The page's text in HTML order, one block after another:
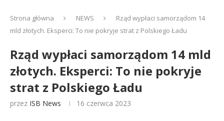
Strona główna NEWS
Rząd wypłaci samorządom 14
mld złotych. Eksperci: To nie pokryje strat z Polskiego Ładu
Rząd wypłaci samorządom 14 mld
złotych. Eksperci: To nie pokryje
strat z Polskiego Ładu
przez ISB News 16 czerwca 2023